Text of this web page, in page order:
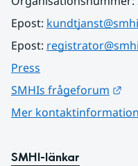
Epost:
Epost:
Press
SMHIs frågeforum
Mer kontaktinformation
SMHI-länkar